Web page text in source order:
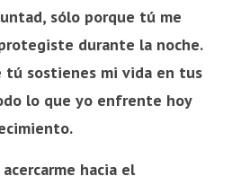
sólo porque tú me
durante la noche.
tú sostienes mi vida en tus
lo que yo enfrente hoy
hacia el